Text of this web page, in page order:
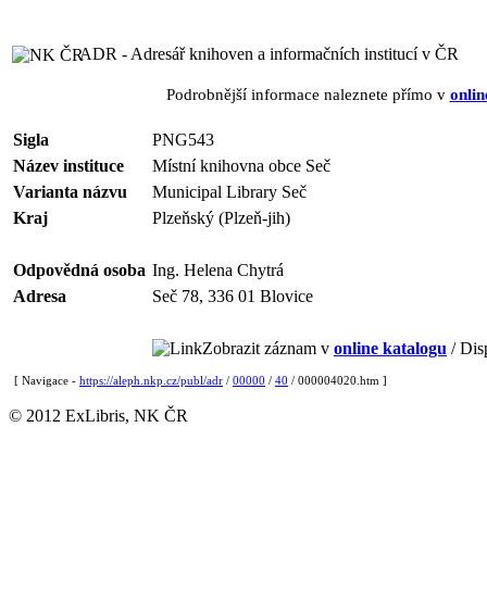
ADR - Adresář knihoven a informačních institucí v ČR
Podrobnější informace naleznete přímo v
Sigla
PNG543
Název instituce
Místní knihovna obce Seč
Varianta názvu
Municipal Library Seč
Kraj
Plzeňský (Plzeň-jih)
Odpovědná osoba Ing. Helena Chytrá
Adresa
Seč 78, 336 01 Blovice
Zobrazit záznam v online katalogu /
[ Navigace - https://aleph.nkp.cz/publ/adr / 00000 / 40 / 000004020.htm ]
© 2012 ExLibris, NK ČR